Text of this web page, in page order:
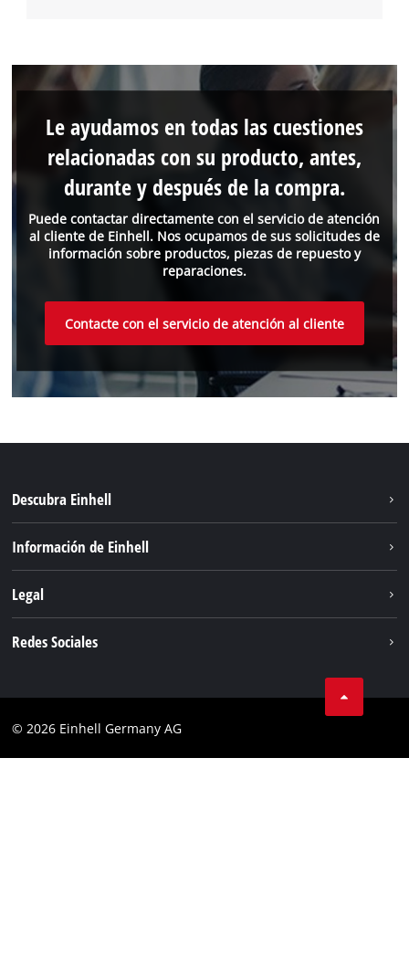
Puede contactar directamente con el servicio de atención
al cliente de Einhell. Nos ocupamos de sus solicitudes de
información sobre productos, piezas de repuesto y
reparaciones.
Le ayudamos en todas las cuestiones
relacionadas con su producto, antes,
durante y después de la compra.
Contacte con el servicio de atención al cliente
Descubra Einhell
Servicio
Información de Einhell
Legal
Redes Sociales
© 2026 Einhell Germany AG